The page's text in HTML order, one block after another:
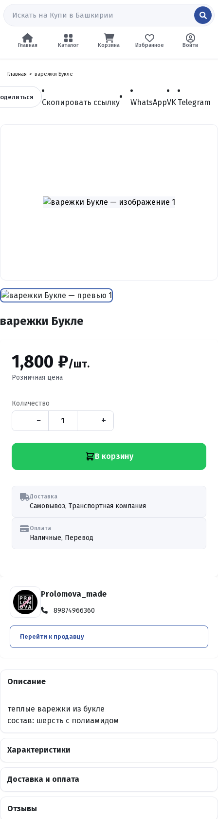
Главная Каталог Войти
Избранное
Корзина
Главная варежки Букле
Скопировать ссылку WhatsAppVK Telegram
варежки Букле
1,800 ₽/шт.
Розничная цена
Количество
− +
В корзину
Доставка
Самовывоз, Транспортная компания
Оплата
Наличные, Перевод
Prolomova_made
89874966360
Перейти к продавцу
Описание
теплые варежки из букле
состав: шерсть с полиамидом
Характеристики
Доставка и оплата
Отзывы